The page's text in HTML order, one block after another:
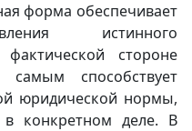
форма обеспечивает
истинного
стороне
способствует
юридической нормы,
конкретном деле. В